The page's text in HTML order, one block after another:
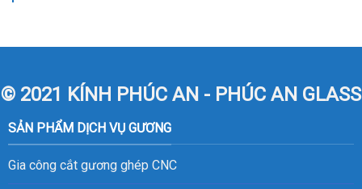
© 2021 KÍNH PHÚC AN - PHÚC AN GLASS
SẢN PHẨM DỊCH VỤ GƯƠNG
Gia công cắt gương ghép CNC